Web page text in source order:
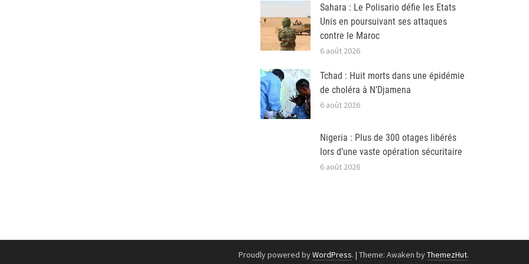
Sahara : Le Polisario défie les Etats
Unis en poursuivant ses attaques
contre le Maroc
6 août 2026
Tchad : Huit morts dans une épidémie
de choléra à N’Djamena
6 août 2026
Nigeria : Plus de 300 otages libérés
lors d’une vaste opération sécuritaire
6 août 2026
Proudly powered byWordPress. | Theme: Awaken byThemezHut.